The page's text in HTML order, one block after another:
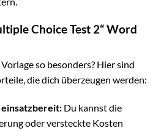
Choice Test 2“ Word
so besonders? Hier sind
die dich überzeugen werden:
Du kannst die
oder versteckte Kosten